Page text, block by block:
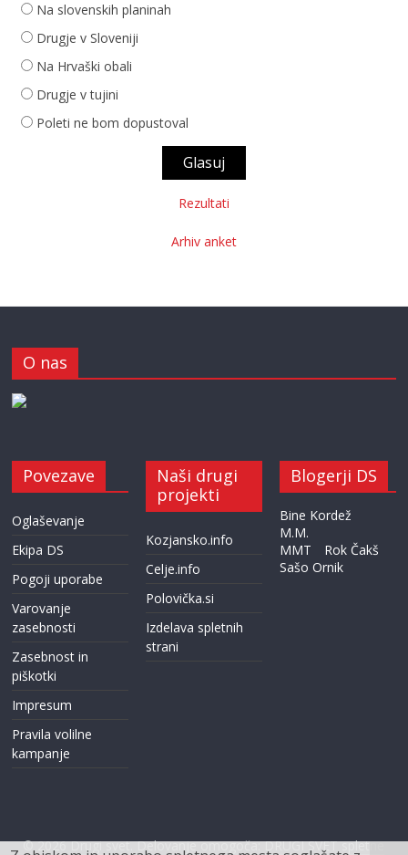
Na slovenskih planinah
Drugje v Sloveniji
Na Hrvaški obali
Drugje v tujini
Poleti ne bom dopustoval
Rezultati
Arhiv anket
O nas
Povezave
Oglaševanje
Ekipa DS
Pogoji uporabe
Varovanje
zasebnosti
Zasebnost in
piškotki
Impresum
Pravila volilne
kampanje
Naši drugi
projekti
Kozjansko.info
Celje.info
Polovička.si
Izdelava spletnih
strani
Blogerji DS
Bine Kordež
M.M.
MMT
Rok Čakš
Sašo Ornik
© 2026Drugi svet. Delovanje omogoča:DRUGI SVET spletne